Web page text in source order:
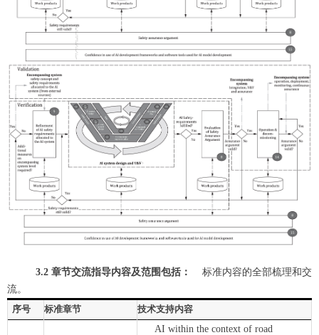
3.2 章节交流指导内容及范围包括：
标准内容的全部梳理和交
流。
序号 标准章节 技术支持内容
AI within the context of road